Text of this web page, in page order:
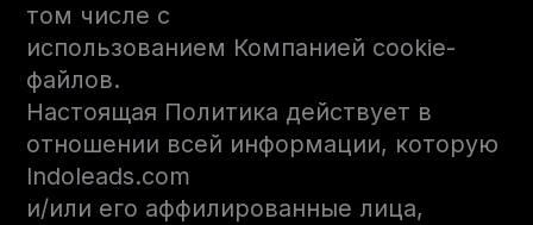
том числе с
использованием Компанией cookie-
файлов.
Настоящая Политика действует в
отношении всей информации, которую
Indoleads.com
и/или его аффилированные лица,